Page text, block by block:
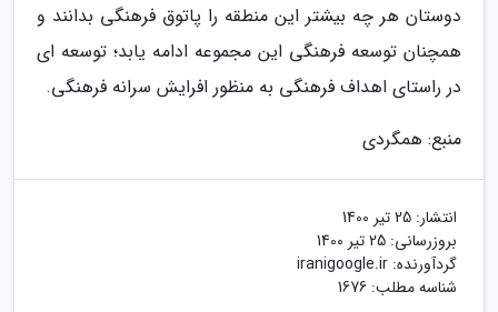
دوستان هر چه بیشتر این منطقه را پاتوق فرهنگی بدانند و
همچنان توسعه فرهنگی این مجموعه ادامه یابد؛ توسعه ای
در راستای اهداف فرهنگی به منظور افرایش سرانه فرهنگی.
منبع: همگردی
انتشار: 25 تیر 1400
بروزرسانی: 25 تیر 1400
گردآورنده: iranigoogle.ir
شناسه مطلب: 1676